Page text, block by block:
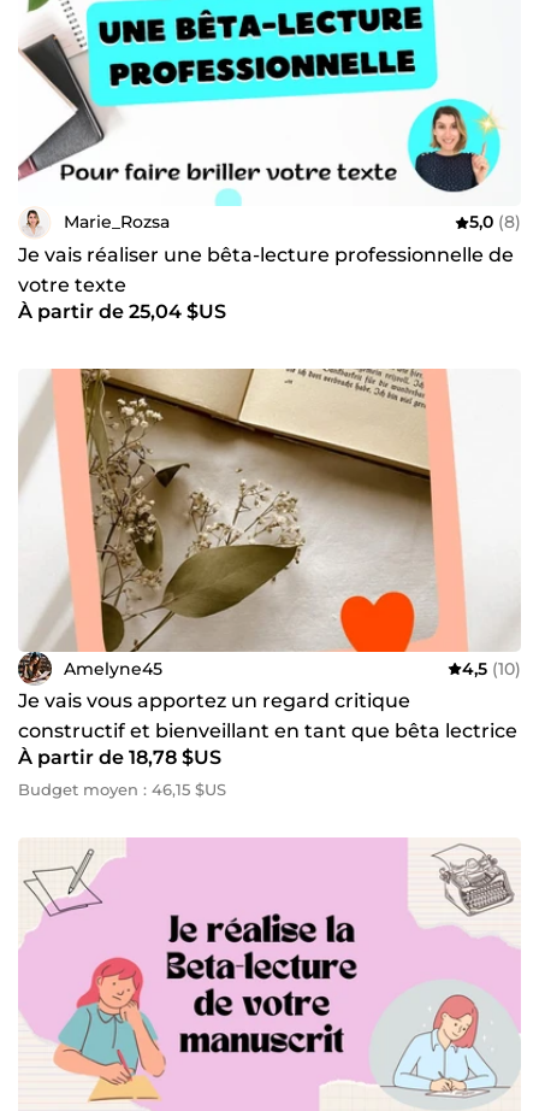
Marie_Rozsa 5,0 (8)
Je vais réaliser une bêta-lecture professionnelle de
votre texte
À partir de 25,04 $US
Amelyne45 4,5 (10)
Je vais vous apportez un regard critique
constructif et bienveillant en tant que bêta lectrice
À partir de 18,78 $US
Budget moyen : 46,15 $US